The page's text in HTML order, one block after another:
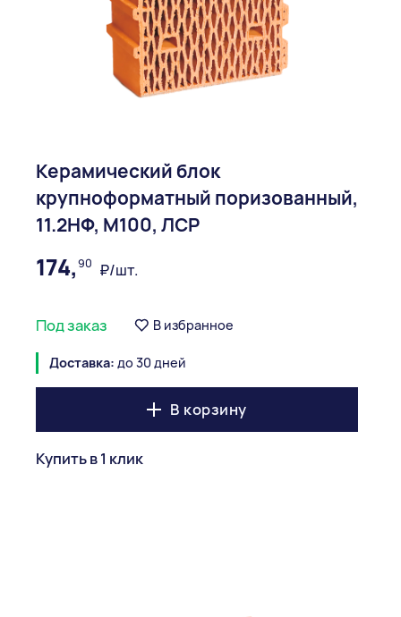
Керамический блок
крупноформатный поризованный,
11.2НФ, М100, ЛСР
174,90 ₽/шт.
Под заказ В избранное
Доставка: до 30 дней
В корзину
Купить в 1 клик